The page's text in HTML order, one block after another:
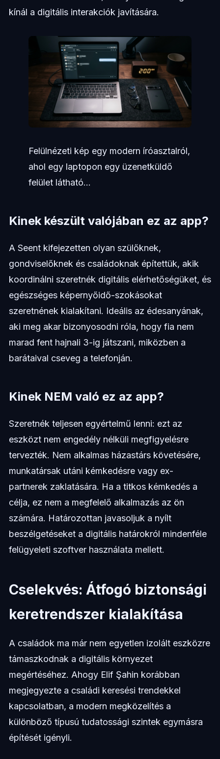
kínál a digitális interakciók javítására.
Felülnézeti kép egy modern íróasztalról,
ahol egy laptopon egy üzenetküldő
felület látható...
Kinek készült valójában ez az app?
A Seent kifejezetten olyan szülőknek,
gondviselőknek és családoknak építettük, akik
koordinálni szeretnék digitális elérhetőségüket, és
egészséges képernyőidő-szokásokat
szeretnének kialakítani. Ideális az édesanyának,
aki meg akar bizonyosodni róla, hogy fia nem
marad fent hajnali 3-ig játszani, miközben a
barátaival cseveg a telefonján.
Kinek NEM való ez az app?
Szeretnék teljesen egyértelmű lenni: ezt az
eszközt nem engedély nélküli megfigyelésre
tervezték. Nem alkalmas házastárs követésére,
munkatársak utáni kémkedésre vagy ex-
partnerek zaklatására. Ha a titkos kémkedés a
célja, ez nem a megfelelő alkalmazás az ön
számára. Határozottan javasoljuk a nyílt
beszélgetéseket a digitális határokról mindenféle
felügyeleti szoftver használata mellett.
Cselekvés: Átfogó biztonsági
keretrendszer kialakítása
A családok ma már nem egyetlen izolált eszközre
támaszkodnak a digitális környezet
megértéséhez. Ahogy Elif Şahin korábban
megjegyezte a családi keresési trendekkel
kapcsolatban, a modern megközelítés a
különböző típusú tudatossági szintek egymásra
építését igényli.